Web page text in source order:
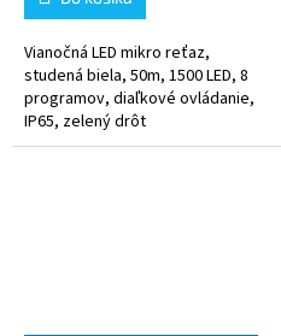
Vianočná LED mikro reťaz,
studená biela, 50m, 1500 LED, 8
programov, diaľkové ovládanie,
IP65, zelený drôt